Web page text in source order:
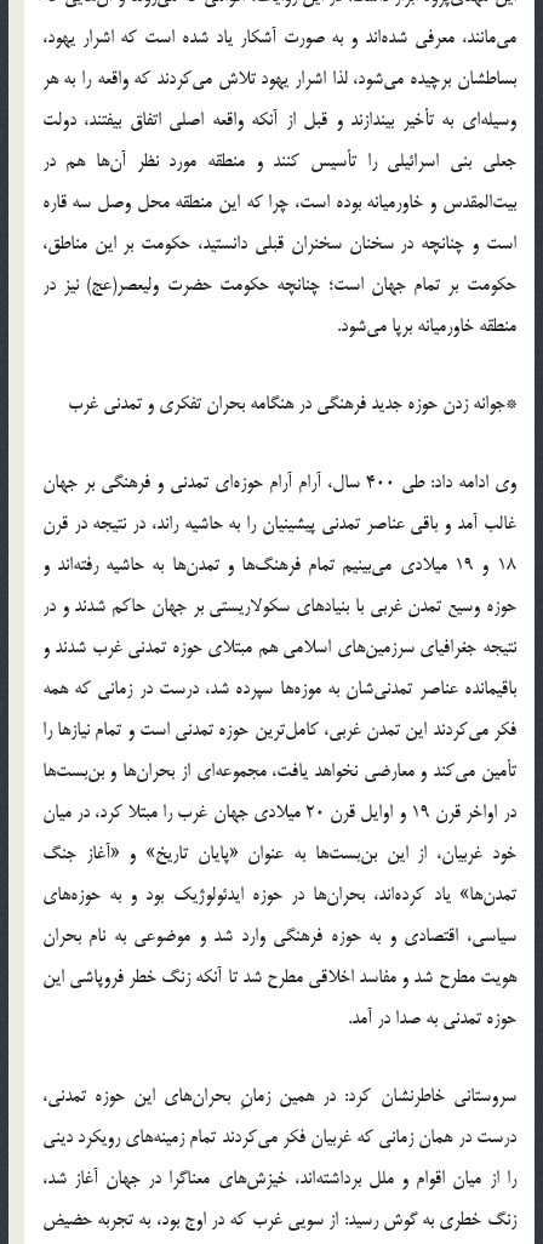
می‌مانند، معرفی شده‌اند و به صورت آشکار یاد شده است که اشرار یهود،
بساطشان برچیده می‌شود، لذا اشرار یهود تلاش می‌کردند که واقعه را به هر
وسیله‌ای به تأخیر بیندازند و قبل از آنکه واقعه اصلی اتفاق بیفتند، دولت
جعلی بنی اسرائیلی را تأسیس کنند و منطقه مورد نظر آن‌ها هم در
بیت‌المقدس و خاورمیانه بوده است، چرا که این منطقه محل وصل سه قاره
است و چنانچه در سخنان سخنران قبلی دانستید، حکومت بر این مناطق،
حکومت بر تمام جهان است؛ چنانچه حکومت حضرت ولیعصر(عج) نیز در
منطقه خاورمیانه برپا می‌شود.
*جوانه زدن حوزه جدید فرهنگی در هنگامه بحران تفکری و تمدنی غرب
وی ادامه داد: طی 400 سال، آرام آرام حوزه‌ای تمدنی و فرهنگی بر جهان
غالب آمد و باقی عناصر تمدنی پیشینیان را به حاشیه راند، در نتیجه در قرن
18 و 19 میلادی می‌بینیم تمام فرهنگ‌ها و تمدن‌ها به حاشیه رفته‌اند و
حوزه وسیع تمدن غربی با بنیادهای سکولاریستی بر جهان حاکم شدند و در
نتیجه جغرافیای سرزمین‌های اسلامی هم مبتلای حوزه تمدنی غرب شدند و
باقیمانده عناصر تمدنی‌شان به موزه‌ها سپرده شد، درست در زمانی که همه
فکر می‌کردند این تمدن غربی، کامل‌ترین حوزه تمدنی است و تمام نیازها را
تأمین می‌کند و معارضی نخواهد یافت، مجموعه‌ای از بحران‌ها و بن‌بست‌ها
در اواخر قرن 19 و اوایل قرن 20 میلادی جهان غرب را مبتلا کرد، در میان
خود غربیان، از این بن‌بست‌ها به عنوان «پایان تاریخ» و «آغاز جنگ
تمدن‌ها» یاد کرده‌اند، بحران‌ها در حوزه ایدئولوژیک بود و به حوزه‌های
سیاسی، اقتصادی و به حوزه فرهنگی وارد شد و موضوعی به نام بحران
هویت مطرح شد و مفاسد اخلاقی مطرح شد تا آنکه زنگ خطر فروپاشی این
حوزه تمدنی به صدا در آمد.
سروستانی خاطرنشان کرد: در همین زمانِ بحران‌های این حوزه تمدنی،
درست در همان زمانی که غربیان فکر می‌کردند تمام زمینه‌های رویکرد دینی
را از میان اقوام و ملل برداشته‌اند، خیزش‌های معناگرا در جهان آغاز شد،
زنگ خطری به گوش رسید: از سویی غرب که در اوج بود، به تجربه حضیض